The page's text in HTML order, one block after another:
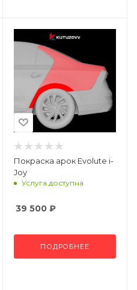
Покраска арок Evolute i-
Joy
Услуга доступна
39 500₽
ПОДРОБНЕЕ